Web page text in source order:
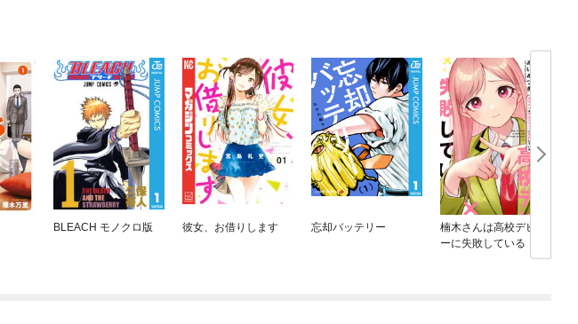
BLEACH モノクロ版 彼女、お借りします 忘却バッテリー
楠木さんは高校デビュ
ーに失敗している